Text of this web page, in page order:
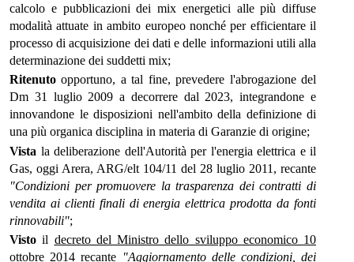
calcolo e pubblicazioni dei mix energetici alle più diffuse
modalità attuate in ambito europeo nonché per efficientare il
processo di acquisizione dei dati e delle informazioni utili alla
determinazione dei suddetti mix;
Ritenuto opportuno, a tal fine, prevedere l'abrogazione del
Dm 31 luglio 2009 a decorrere dal 2023, integrandone e
innovandone le disposizioni nell'ambito della definizione di
una più organica disciplina in materia di Garanzie di origine;
Vista la deliberazione dell'Autorità per l'energia elettrica e il
Gas, oggi Arera, ARG/elt 104/11 del 28 luglio 2011, recante
"Condizioni per promuovere la trasparenza dei contratti di
vendita ai clienti finali di energia elettrica prodotta da fonti
rinnovabili";
Visto il decreto del Ministro dello sviluppo economico 10
ottobre 2014 recante "Aggiornamento delle condizioni, dei